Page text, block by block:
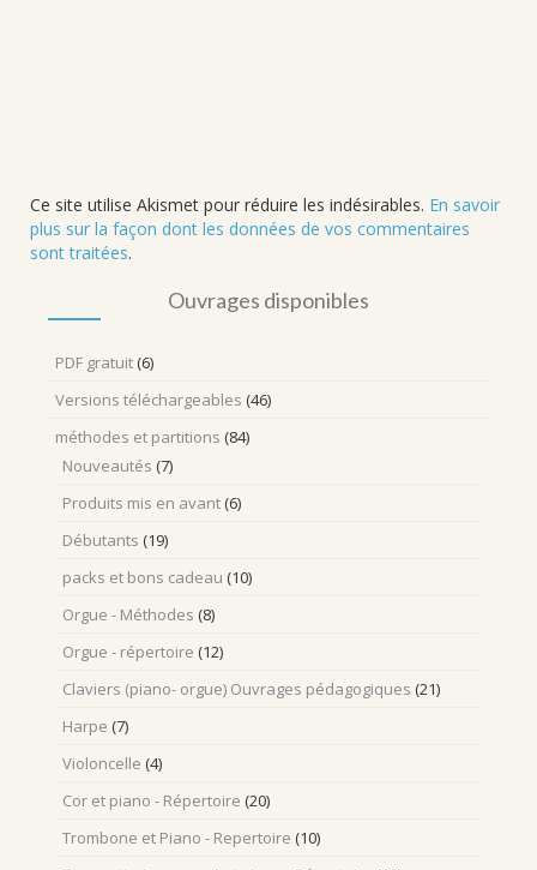
Ce site utilise Akismet pour réduire les indésirables. En savoir
plus sur la façon dont les données de vos commentaires
sont traitées.
Ouvrages disponibles
PDF gratuit (6)
Versions téléchargeables (46)
méthodes et partitions (84)
Nouveautés (7)
Produits mis en avant (6)
Débutants (19)
packs et bons cadeau (10)
Orgue - Méthodes (8)
Orgue - répertoire (12)
Claviers (piano- orgue) Ouvrages pédagogiques (21)
Harpe (7)
Violoncelle (4)
Cor et piano - Répertoire (20)
Trombone et Piano - Repertoire (10)